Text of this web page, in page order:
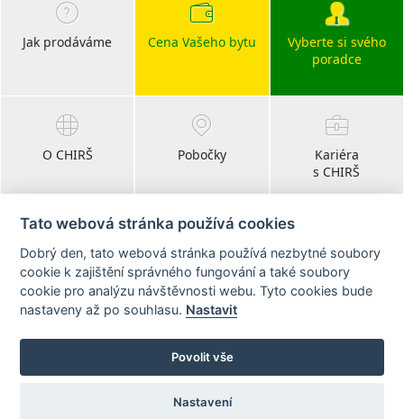
Jak prodáváme Cena Vašeho bytu
Vyberte si svého
poradce
O CHIRŠ Pobočky
Kariéra
s CHIRŠ
Blog
realitní články
Tato webová stránka používá cookies
Dobrý den, tato webová stránka používá nezbytné soubory
cookie k zajištění správného fungování a také soubory
cookie pro analýzu návštěvnosti webu. Tyto cookies bude
nastaveny až po souhlasu. Nastavit
Povolit vše
Nastavení